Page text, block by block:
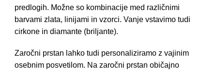
predlogih. Možne so kombinacije med različnimi
barvami zlata, linijami in vzorci. Vanje vstavimo tudi
cirkone in diamante (briljante).
Zaročni prstan lahko tudi personaliziramo z vajinim
osebnim posvetilom. Na zaročni prstan običajno